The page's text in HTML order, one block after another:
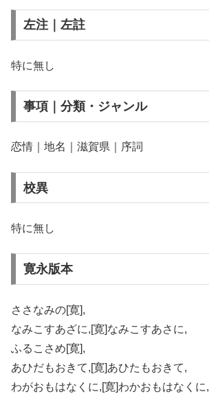
左注｜左註
特に無し
事項｜分類・ジャンル
恋情｜地名｜滋賀県｜序詞
校異
特に無し
寛永版本
ささなみの[寛],
なみこすあざに,[寛]なみこすあさに,
ふるこさめ[寛],
あひだもおきて,[寛]あひたもおきて,
わがおもはなくに,[寛]わかおもはなくに,